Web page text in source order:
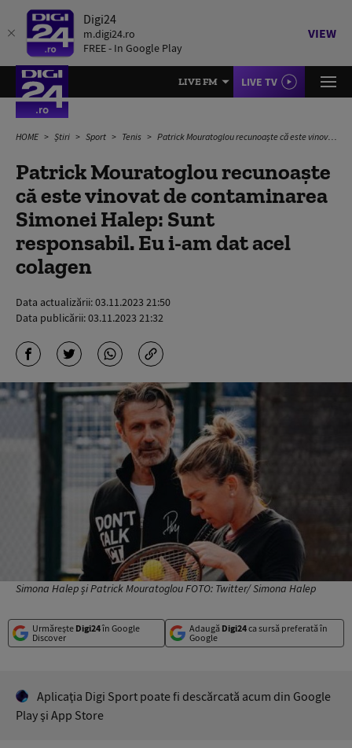
Digi24
m.digi24.ro
FREE - In Google Play
VIEW
LIVE FM LIVE TV
HOME Știri Sport Tenis Patrick Mouratoglou recunoaște că este vinovat de contaminarea Simonei Halep: Sunt responsabil. Eu i-am dat acel colagen
Patrick Mouratoglou recunoaște
că este vinovat de contaminarea
Simonei Halep: Sunt
responsabil. Eu i-am dat acel
colagen
Data actualizării:03.11.2023 21:50
Data publicării:03.11.2023 21:32
Simona Halep și Patrick Mouratoglou FOTO: Twitter/ Simona Halep
Urmărește Digi24în Google
Discover
Adaugă Digi24ca sursă preferată în
Google
Aplicaţia Digi Sport poate fi descărcată acum din Google
Play şi App Store